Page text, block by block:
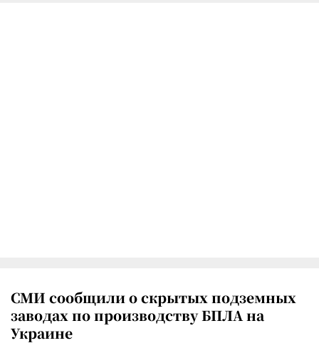
СМИ сообщили о скрытых подземных
заводах по производству БПЛА на
Украине